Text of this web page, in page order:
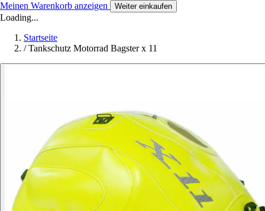
Meinen Warenkorb anzeigen Weiter einkaufen
Loading...
Startseite
/ Tankschutz Motorrad Bagster x 11